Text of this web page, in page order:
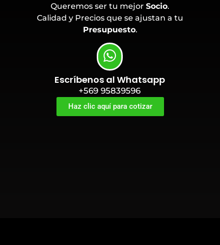
Queremos ser tu mejor Socio.
Calidad y Precios que se ajustan a tu
Presupuesto.
Escríbenos al Whatsapp
+569 95839596
Haz clic aquí para cotizar